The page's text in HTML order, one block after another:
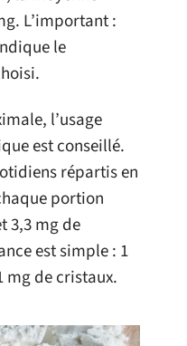
L’important :
le
l’usage
est conseillé.
répartis en
portion
3,3 mg de
est simple : 1
mg de cristaux.